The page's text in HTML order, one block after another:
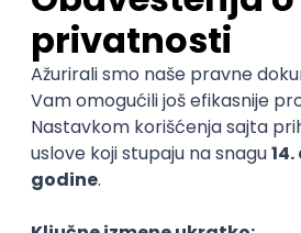
(0ocena)
Ostavi